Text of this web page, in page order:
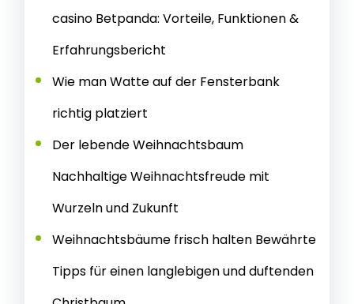
casino Betpanda: Vorteile, Funktionen &
Erfahrungsbericht
Wie man Watte auf der Fensterbank
richtig platziert
Der lebende Weihnachtsbaum
Nachhaltige Weihnachtsfreude mit
Wurzeln und Zukunft
Weihnachtsbäume frisch halten Bewährte
Tipps für einen langlebigen und duftenden